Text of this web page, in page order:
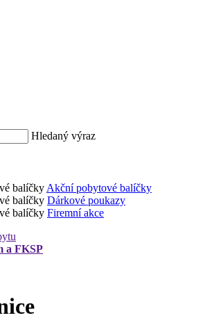
Hledaný výraz
Akční pobytové balíčky
Dárkové poukazy
Firemní akce
a FKSP